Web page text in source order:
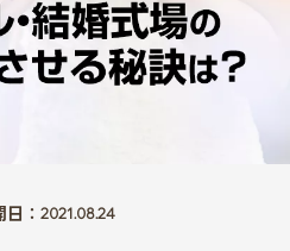
： 2021.08.24